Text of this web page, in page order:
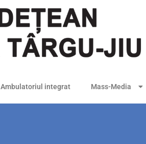
Ambulatoriul integrat Mass-Media